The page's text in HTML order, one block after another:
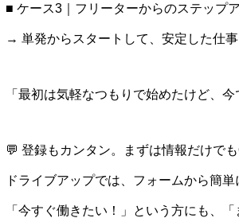
■ ケース3｜フリーターからのステップ
→ 単発からスタートして、安定した仕事
「最初は気軽なつもりで始めたけど、
💬 登録もカンタン。まずは情報だけでも
ドライブアップでは、フォームから簡単
「今すぐ働きたい！」という方にも、